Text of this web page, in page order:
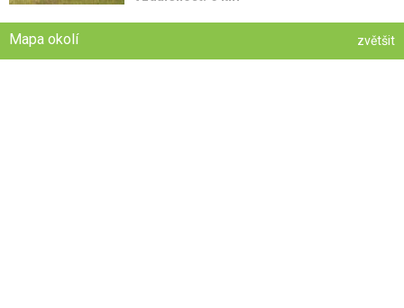
Mapa okolí zvětšit